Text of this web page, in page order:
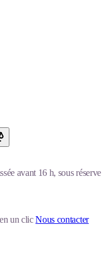
avant 16 h, sous réserve
un clicNous contacter